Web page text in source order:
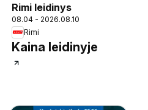
Rimi leidinys
08.04 - 2026.08.10
Rimi
Kaina leidinyje